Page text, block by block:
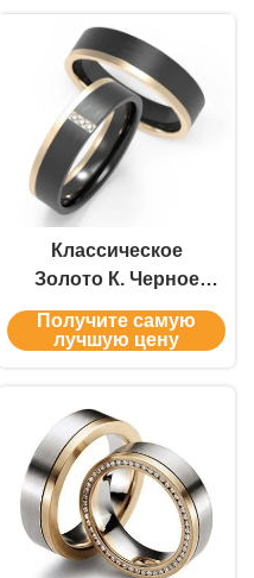
Классическое
Золото К. Черное
Титановое Кольцо с
цирконовыми
Получите самую
лучшую цену